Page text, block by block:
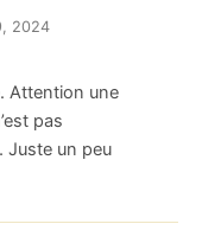
2024
Attention une
pas
Juste un peu